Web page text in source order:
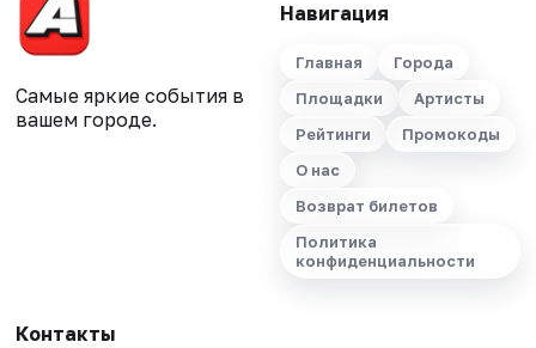
Самые яркие события в
вашем городе.
Навигация
Главная
Города
Площадки
Артисты
Рейтинги
Промокоды
О нас
Возврат билетов
Политика
конфиденциальности
Контакты